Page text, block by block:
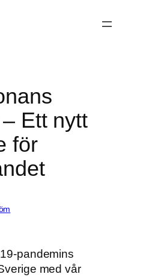
Ett nytt
för
pandemins
med vår